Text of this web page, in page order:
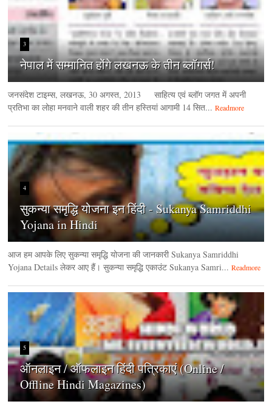
3
नेपाल में सम्मानित होंगे लखनऊ के तीन ब्लॉगर्स!
जनसंदेश टाइम्‍स, लखनऊ, 30 अगस्‍त, 2013 साहित्य एवं ब्लॉग जगत में अपनी
प्रतिभा का लोहा मनवाने वाली शहर की तीन हस्तियां आगामी 14 सित... Readmore
4
सुकन्या समृद्धि योजना इन हिंदी - Sukanya Samriddhi
Yojana in Hindi
आज हम आपके लिए सुकन्या समृद्धि योजना की जानकारी Sukanya Samriddhi
Yojana Details लेकर आए हैं। सुकन्या समृद्धि एकाउंट Sukanya Samri... Readmore
5
ऑनलाइन / ऑफलाइन हिंदी पत्रिकाएं (Online /
Offline Hindi Magazines)